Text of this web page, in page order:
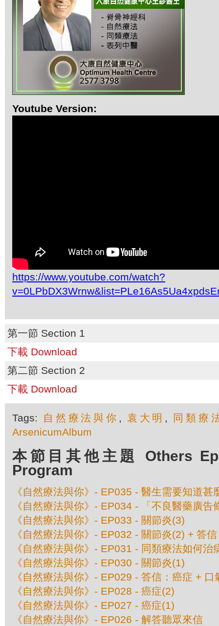
Youtube Version:
https://www.youtube.com/watch?
第一節 Section 1
下載 Download
第二節 Section 2
下載 Download
Tags: 自然療法與你 , 袁大明 ,
同類療
ArsenicumAlbum
本節目其他主題 Others
Program
《自然療法與你》- EP035 - 醫生需要知道甚
《自然療法與你》- EP034 - 「不良醫藥廣告
《自然療法與你》- EP033 - 關節炎(3)
《自然療法與你》- EP032 - 關節炎(2) + 答信
《自然療法與你》- EP031 - 同類療法如何治
《自然療法與你》- EP030 - 關節炎(1)
《自然療法與你》- EP029 - 答信：癌症 + 口
《自然療法與你》- EP028 - 癌症(2)
《自然療法與你》- EP027 - 癌症(1)
《自然療法與你》- EP026 - 解答聽眾來信